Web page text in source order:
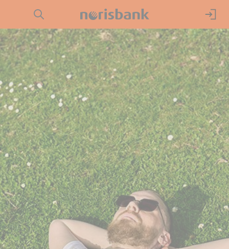
Direkt zur Hauptnavigation (Enter drücken)
Direkt zur Suche (Enter drücken)
Direkt zum Hauptinhalt (Enter drücken)
Girokonto
Kredit
Geldanlage
Service